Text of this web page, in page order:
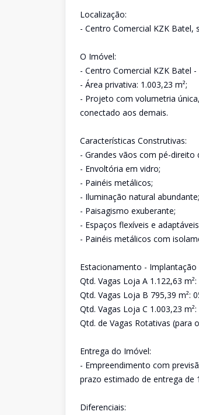
Localização:
- Centro Comercial KZK Batel,
O Imóvel:
- Centro Comercial KZK Batel -
- Área privativa: 1.003,23 m²;
- Projeto com volumetria
conectado aos demais.
Características Construtivas:
- Grandes vãos com pé-direito
- Envoltória em vidro;
- Painéis metálicos;
- Iluminação natural abundante;
- Paisagismo exuberante;
- Espaços flexíveis e
- Painéis metálicos com
Estacionamento - Implantação
Qtd. Vagas Loja A 1.122,63 m²:
Qtd. Vagas Loja B 795,39 m²:
Qtd. Vagas Loja C 1.003,23 m²:
Qtd. de Vagas Rotativas (para
Entrega do Imóvel:
- Empreendimento com
prazo estimado de entrega de
Diferenciais: